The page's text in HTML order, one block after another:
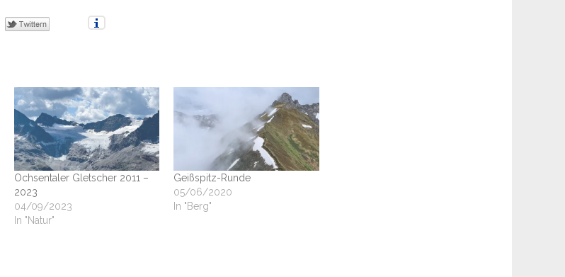
Ochsentaler Gletscher 2011 –
2023
04/09/2023
In "Natur"
Geißspitz-Runde
05/06/2020
In "Berg"